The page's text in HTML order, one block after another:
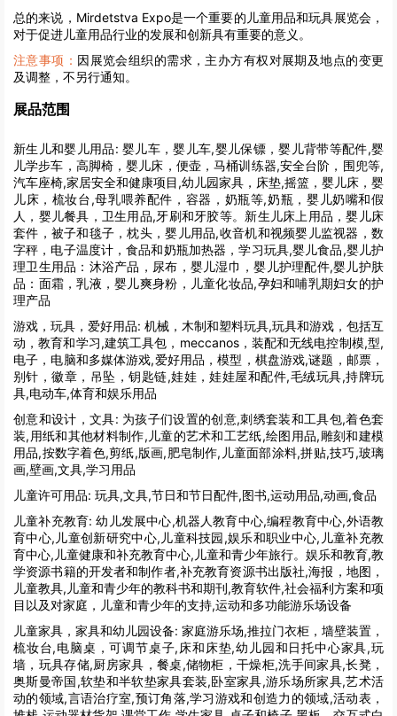
总的来说，Mirdetstva Expo是一个重要的儿童用品和玩具展览会，
对于促进儿童用品行业的发展和创新具有重要的意义。
注意事项： 因展览会组织的需求，主办方有权对展期及地点的变更
及调整，不另行通知。
展品范围
新生儿和婴儿用品: 婴儿车，婴儿车,婴儿保镖，婴儿背带等配件,婴
儿学步车，高脚椅，婴儿床，便壶，马桶训练器,安全台阶，围兜等,
汽车座椅,家居安全和健康项目,幼儿园家具，床垫,摇篮，婴儿床，婴
儿床，梳妆台,母乳喂养配件，容器，奶瓶等,奶瓶，婴儿奶嘴和假
人，婴儿餐具，卫生用品,牙刷和牙胶等。新生儿床上用品，婴儿床
套件，被子和毯子，枕头，婴儿用品,收音机和视频婴儿监视器，数
字秤，电子温度计，食品和奶瓶加热器，学习玩具,婴儿食品,婴儿护
理卫生用品：沐浴产品，尿布，婴儿湿巾，婴儿护理配件,婴儿护肤
品：面霜，乳液，婴儿爽身粉，儿童化妆品,孕妇和哺乳期妇女的护
理产品
游戏，玩具，爱好用品: 机械，木制和塑料玩具,玩具和游戏，包括互
动，教育和学习,建筑工具包，meccanos，装配和无线电控制模,型,
电子，电脑和多媒体游戏,爱好用品，模型，棋盘游戏,谜题，邮票，
别针，徽章，吊坠，钥匙链,娃娃，娃娃屋和配件,毛绒玩具,持牌玩
具,电动车,体育和娱乐用品
创意和设计，文具: 为孩子们设置的创意,刺绣套装和工具包,着色套
装,用纸和其他材料制作,儿童的艺术和工艺纸,绘图用品,雕刻和建模
用品,按数字着色,剪纸,版画,肥皂制作,儿童面部涂料,拼贴,技巧,玻璃
画,壁画,文具,学习用品
儿童许可用品: 玩具,文具,节日和节日配件,图书,运动用品,动画,食品
儿童补充教育: 幼儿发展中心,机器人教育中心,编程教育中心,外语教
育中心,儿童创新研究中心,儿童科技园,娱乐和职业中心,儿童补充教
育中心,儿童健康和补充教育中心,儿童和青少年旅行。娱乐和教育,教
学资源书籍的开发者和制作者,补充教育资源书出版社,海报，地图，
儿童教具,儿童和青少年的教科书和期刊,教育软件,社会福利方案和项
目以及对家庭，儿童和青少年的支持,运动和多功能游乐场设备
儿童家具，家具和幼儿园设备: 家庭游乐场,推拉门衣柜，墙壁装置，
梳妆台,电脑桌，可调节桌子,床和床垫,幼儿园和日托中心家具,玩
墙，玩具存储,厨房家具，餐桌,储物柜，干燥柜,洗手间家具,长凳，
奥斯曼帝国,软垫和半软垫家具套装,卧室家具,游乐场所家具,艺术活
动的领域,言语治疗室,预订角落,学习游戏和创造力的领域,活动表，